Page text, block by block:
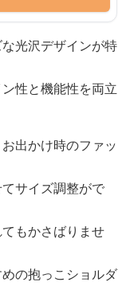
光沢デザインが特
性と機能性を両立
出かけ時のファッ
サイズ調整がで
もかさばりませ
の抱っこショルダ